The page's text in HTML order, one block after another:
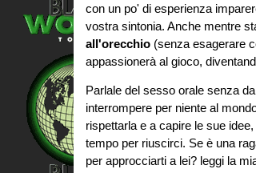
con un po' di esperienza
vostra sintonia. Anche mentre
all'orecchio (senza esagerare
appassionerà al gioco,
Parlale del sesso orale senza
interrompere per niente al
rispettarla e a capire le sue
tempo per riuscirci. Se è una
per approcciarti a lei? leggi la